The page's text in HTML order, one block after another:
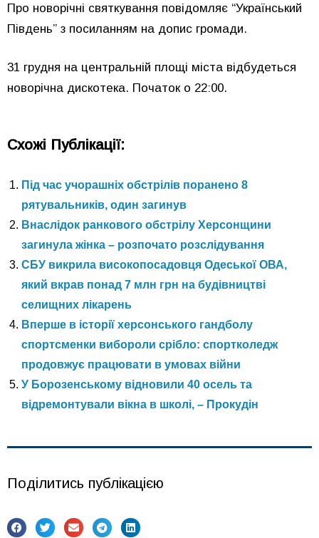
Про новорічні святкування повідомляє “Український
Південь” з посиланням на допис громади.
31 грудня на центральній площі міста відбудеться
новорічна дискотека. Початок о 22:00.
Схожі Публікації:
Під час учорашніх обстрілів поранено 8
рятувальників, один загинув
Внаслідок ранкового обстрілу Херсонщини
загинула жінка – розпочато розслідування
СБУ викрила високопосадовця Одеської ОВА,
який вкрав понад 7 млн грн на будівництві
селищних лікарень
Вперше в історії херсонського гандболу
спортсменки вибороли срібло: спортколедж
продовжує працювати в умовах війни
У Борозенському відновили 40 осель та
відремонтували вікна в школі, – Прокудін
Поділитись публікацією